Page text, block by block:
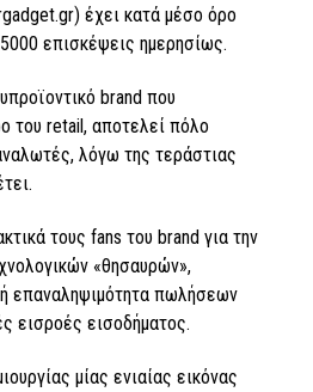
έχει κατά µέσο όρο
επισκέψεις ηµερησίως.
brand που
του retail, αποτελεί πόλο
λόγω της τεράστιας
τους fans του brand για την
«θησαυρών»,
επαναληψιµότητα πωλήσεων
εισροές εισοδήματος.
µίας ενιαίας εικόνας